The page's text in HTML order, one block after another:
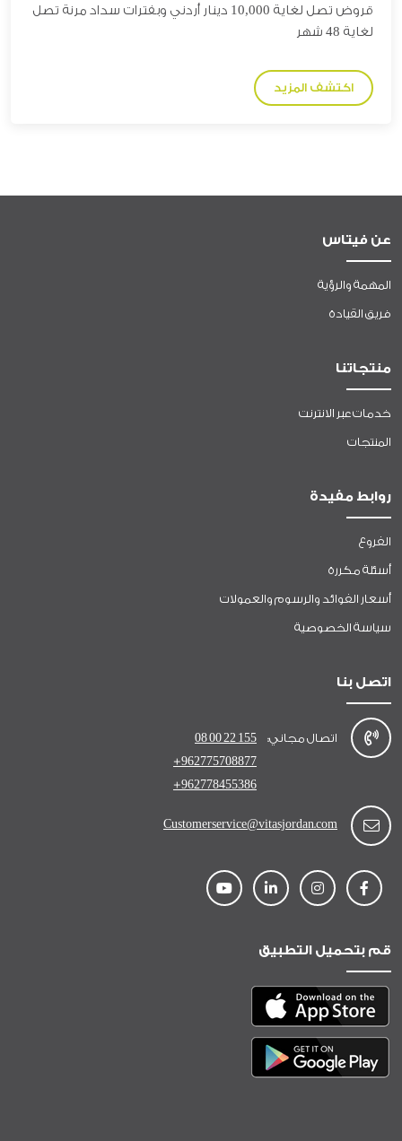
قروض تصل لغاية 10,000 دينار أردني وبفترات سداد مرنة تصل
لغاية 48 شهر
اكتشف المزيد
عن فيتاس
المهمة والرؤية
فريق القيادة
منتجاتنا
خدمات عبر الانترنت
المنتجات
روابط مفيدة
الفروع
أسئلة مكررة
أسعار الفوائد والرسوم والعمولات
سياسة الخصوصية
اتصل بنا
اتصال مجاني:
08 00 22 155
+962775708877
+962778455386
Customerservice@vitasjordan.com
قم بتحميل التطبيق